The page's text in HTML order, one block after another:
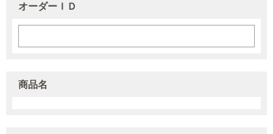
オーダーＩＤ
商品名